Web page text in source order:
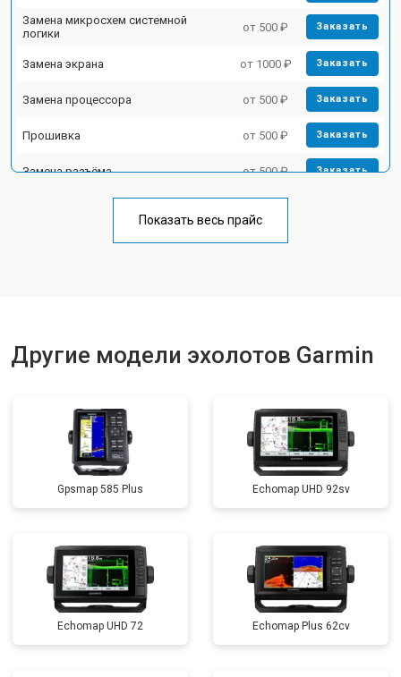
Замена микросхем системной
логики
от 500 ₽ Заказать
Замена экрана от 1000 ₽ Заказать
Замена процессора от 500 ₽ Заказать
Прошивка от 500 ₽ Заказать
Замена разъёма от 500 ₽ Заказать
от 500 ₽
Показать весь прайс
Другие модели эхолотов Garmin
Gpsmap 585 Plus Echomap UHD 92sv
Echomap UHD 72 Echomap Plus 62cv